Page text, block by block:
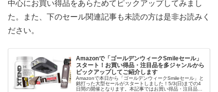
中心にお買い得品をあらためてピックアップしてみまし
た。また、下のセール関連記事も未読の方は是非お読みく
ださい。
Amazonで「ゴールデンウィークSmileセール」
スタート！お買い得品・注目品を多ジャンルから
ピックアップしてご紹介します
Amazonで本日から「ゴールデンウィークSmileセール」と
銘打った大型セールがスタートしました！5/3(日)までの4
日間の開催となります。本記事ではお買い得品・注目品を